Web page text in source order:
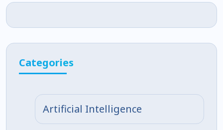
Categories
Artificial Intelligence